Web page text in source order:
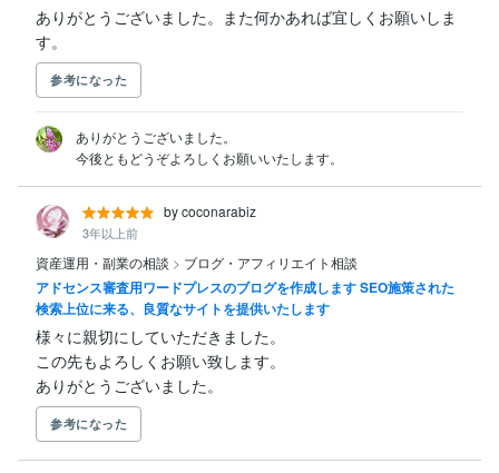
ありがとうございました。また何かあれば宜しくお願いしま
す。
参考になった
ありがとうございました。
今後ともどうぞよろしくお願いいたします。
by coconarabiz
3年以上前
資産運用・副業の相談 > ブログ・アフィリエイト相談
アドセンス審査用ワードプレスのブログを作成します SEO施策された
検索上位に来る、良質なサイトを提供いたします
様々に親切にしていただきました。
この先もよろしくお願い致します。
ありがとうございました。
参考になった